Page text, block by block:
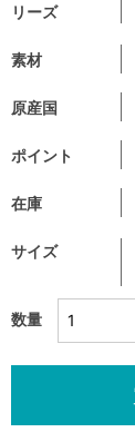
数量
リーズ
素材
原産国
ポイント
在庫
サイズ